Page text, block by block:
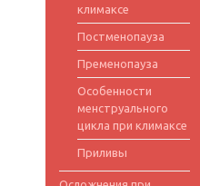
климаксе
Постменопауза
Пременопауза
Особенности
менструального
цикла при климаксе
Приливы